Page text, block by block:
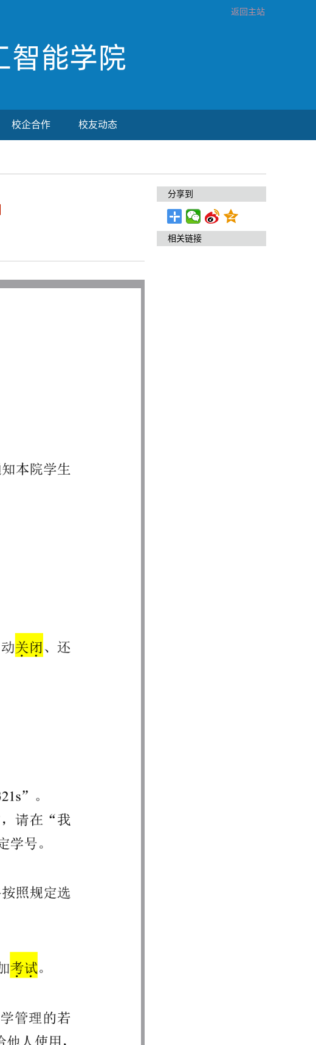
返回主站
校企合作 校友动态
分享到
相关链接